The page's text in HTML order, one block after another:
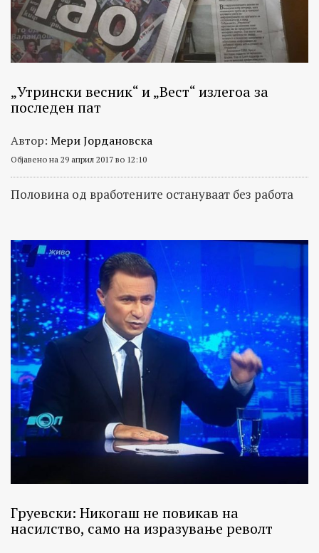
„Утрински весник“ и „Вест“ излегоа за
последен пат
Автор: Мери Јордановска
Објавено на 29 април 2017 во 12:10
Половина од вработените остануваат без работа
Груевски: Никогаш не повикав на
насилство, само на изразување револт